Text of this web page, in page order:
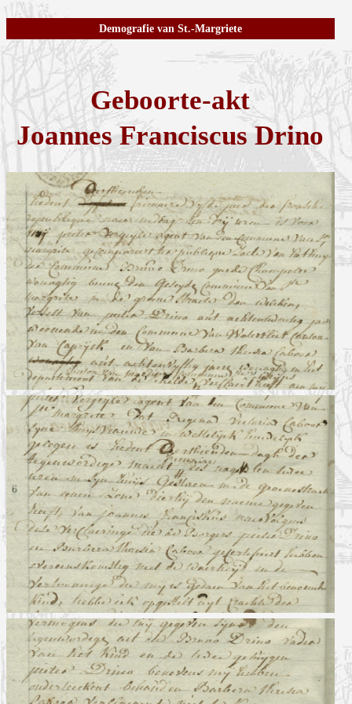
Demografie van St.-Margriete
Geboorte-akt
Joannes Franciscus Drino